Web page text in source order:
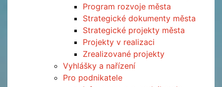
Program rozvoje města
Strategické dokumenty města
Strategické projekty města
Projekty v realizaci
Zrealizované projekty
Vyhlášky a nařízení
Pro podnikatele